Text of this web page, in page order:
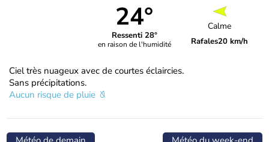
24°
Ressenti 28°
en raison de l'humidité
Calme
Rafales20 km/h
Ciel très nuageux avec de courtes éclaircies.
Sans précipitations.
Aucun risque de pluie